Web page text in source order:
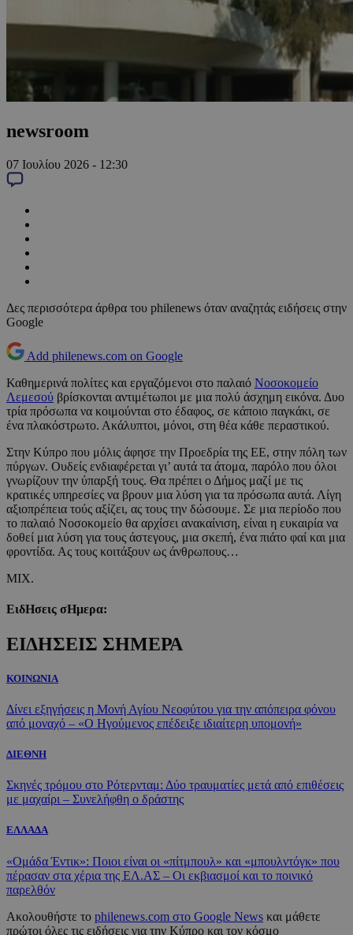
newsroom
07 Ιουλίου 2026 - 12:30
Δες περισσότερα άρθρα του philenews όταν αναζητάς ειδήσεις στην
Google
Add philenews.com on Google
Καθημερινά πολίτες και εργαζόμενοι στο παλαιό Νοσοκομείο
Λεμεσού βρίσκονται αντιμέτωποι με μια πολύ άσχημη εικόνα. Δυο
τρία πρόσωπα να κοιμούνται στο έδαφος, σε κάποιο παγκάκι, σε
ένα πλακόστρωτο. Ακάλυπτοι, μόνοι, στη θέα κάθε περαστικού.
Στην Κύπρο που μόλις άφησε την Προεδρία της ΕΕ, στην πόλη των
πύργων. Ουδείς ενδιαφέρεται γι’ αυτά τα άτομα, παρόλο που όλοι
γνωρίζουν την ύπαρξή τους. Θα πρέπει ο Δήμος μαζί με τις
κρατικές υπηρεσίες να βρουν μια λύση για τα πρόσωπα αυτά. Λίγη
αξιοπρέπεια τούς αξίζει, ας τους την δώσουμε. Σε μια περίοδο που
το παλαιό Νοσοκομείο θα αρχίσει ανακαίνιση, είναι η ευκαιρία να
δοθεί μια λύση για τους άστεγους, μια σκεπή, ένα πιάτο φαί και μια
φροντίδα. Ας τους κοιτάξουν ως άνθρωπους…
ΜΙΧ.
ΕιδΗσεις σΗμερα:
ΕΙΔΗΣΕΙΣ ΣΗΜΕΡΑ
ΚΟΙΝΩΝΙΑ
Δίνει εξηγήσεις η Μονή Αγίου Νεοφύτου για την απόπειρα φόνου
από μοναχό – «Ο Ηγούμενος επέδειξε ιδιαίτερη υπομονή»
ΔΙΕΘΝΗ
Σκηνές τρόμου στο Ρότερνταμ: Δύο τραυματίες μετά από επιθέσεις
με μαχαίρι – Συνελήφθη ο δράστης
ΕΛΛΑΔΑ
«Ομάδα Έντικ»: Ποιοι είναι οι «πίτμπουλ» και «μπουλντόγκ» που
πέρασαν στα χέρια της ΕΛ.ΑΣ – Οι εκβιασμοί και το ποινικό
παρελθόν
Ακολουθήστε το philenews.com στο Google News και μάθετε
πρώτοι όλες τις ειδήσεις για την Κύπρο και τον κόσμο